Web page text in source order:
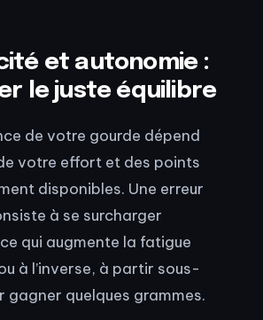
et autonomie :
le juste équilibre
de votre gourde dépend
votre effort et des points
disponibles. Une erreur
à se surcharger
qui augmente la fatigue
à l’inverse, à partir sous-
gagner quelques grammes.